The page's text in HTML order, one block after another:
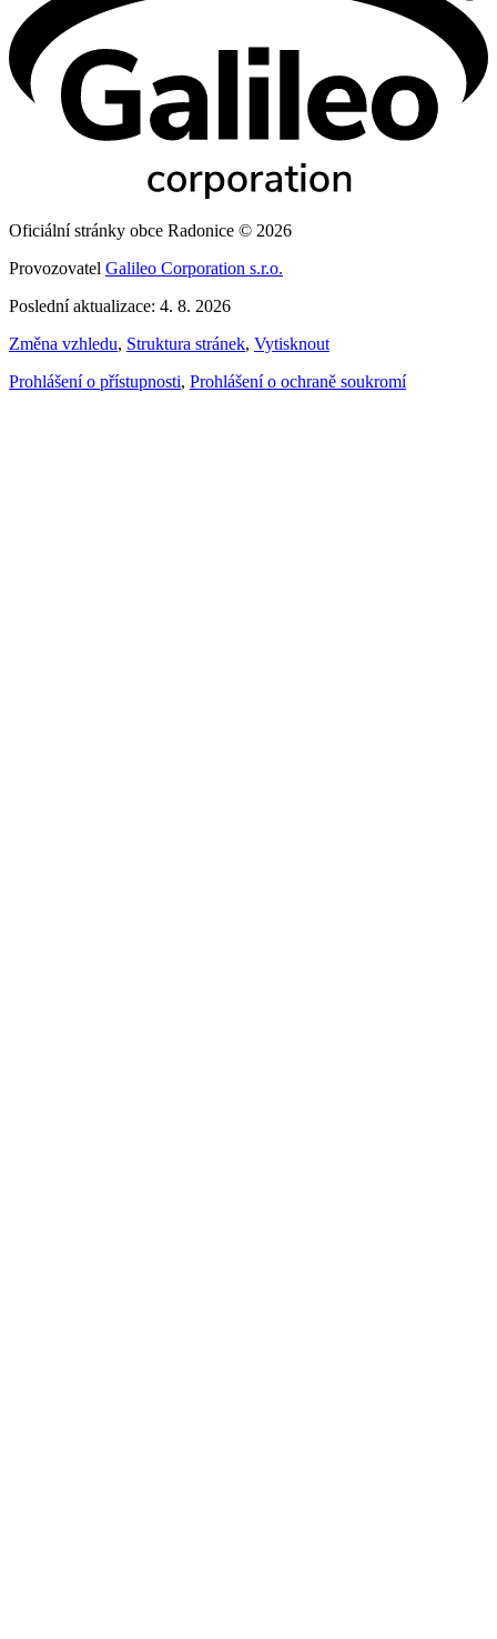
Oficiální stránky obce Radonice © 2026
Provozovatel Galileo Corporation s.r.o.
Poslední aktualizace: 4. 8. 2026
Změna vzhledu, Struktura stránek, Vytisknout
Prohlášení o přístupnosti, Prohlášení o ochraně soukromí